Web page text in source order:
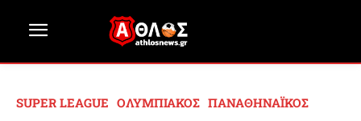
SUPER LEAGUE ΟΛΥΜΠΙΑΚΟΣ ΠΑΝΑΘΗΝΑΪΚΟΣ